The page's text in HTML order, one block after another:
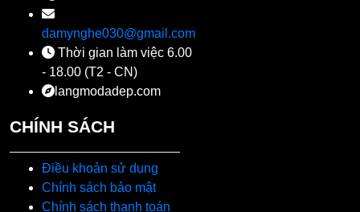
damynghe030@gmail.com
Thời gian làm việc 6.00
- 18.00 (T2 - CN)
langmodadep.com
CHÍNH SÁCH
Điều khoản sử dụng
Chính sách bảo mật
Chính sách thanh toán